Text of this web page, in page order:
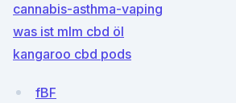
cannabis-asthma-vaping
was ist mlm cbd öl
kangaroo cbd pods
fBF